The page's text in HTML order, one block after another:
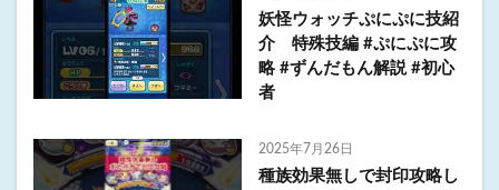
妖怪ウォッチぷにぷに技紹
介 特殊技編 #ぷにぷに攻
略 #ずんだもん解説 #初心
者
2025年7月26日
種族効果無しで封印攻略し